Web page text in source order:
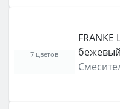
бежевый
7 цветов